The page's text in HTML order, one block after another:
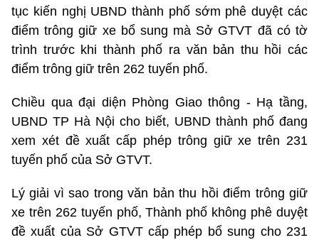
tục kiến nghị UBND thành phố sớm phê duyệt các
điểm trông giữ xe bổ sung mà Sở GTVT đã có tờ
trình trước khi thành phố ra văn bản thu hồi các
điểm trông giữ trên 262 tuyến phố.
Chiều qua đại diện Phòng Giao thông - Hạ tầng,
UBND TP Hà Nội cho biết, UBND thành phố đang
xem xét đề xuất cấp phép trông giữ xe trên 231
tuyến phố của Sở GTVT.
Lý giải vì sao trong văn bản thu hồi điểm trông giữ
xe trên 262 tuyến phố, Thành phố không phê duyệt
đề xuất của Sở GTVT cấp phép bổ sung cho 231